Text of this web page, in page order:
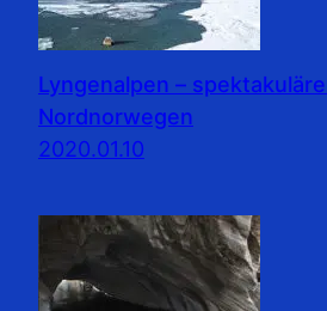
Lyngenalpen –
Nordnorwegen
2020.01.10